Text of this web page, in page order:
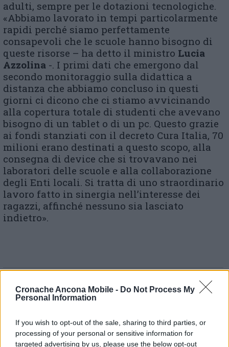
Cronache Ancona Mobile - Do Not Process My
Personal Information
If you wish to opt-out of the sale, sharing to third parties, or
processing of your personal or sensitive information for
targeted advertising by us, please use the below opt-out
adulti, sempre per le dotazioni tecnologiche.
«Abbiamo lavorato in tempi particolarmente
rapidi perché siamo perfettamente
consapevoli che le scuole hanno bisogno di
queste risorse – ha detto il ministro Lucia
Azzolina -. I primi dati che emergono dal
secondo monitoraggio sulla didattica a
distanza che abbiamo concluso in questi
giorni ci dicono che ci stiamo avvicinando
alla copertura totale di studenti che avevano
bisogno di un tablet o di un pc. Questo grazie
ai fondi stanziati con il decreto Cura Italia, 70
milioni erano destinati a questo scopo, alla
consegna di device che si trovavano nei
laboratori delle scuole e alla collaborazione
degli Enti locali. Si tratta di uno straordinario
lavoro fatto in sinergia nell’interesse dei
ragazzi, affinché nessuno sia lasciato
indietro».
© RIPRODUZIONE RISERVATA
Vai alla home